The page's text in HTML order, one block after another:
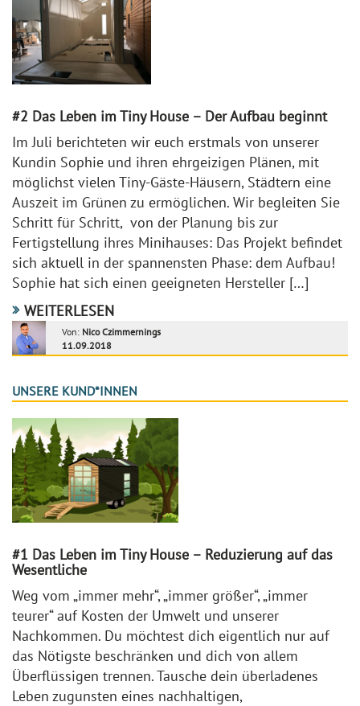
#2 Das Leben im Tiny House – Der Aufbau beginnt
Im Juli berichteten wir euch erstmals von unserer
Kundin Sophie und ihren ehrgeizigen Plänen, mit
möglichst vielen Tiny-Gäste-Häusern, Städtern eine
Auszeit im Grünen zu ermöglichen. Wir begleiten Sie
Schritt für Schritt, von der Planung bis zur
Fertigstellung ihres Minihauses: Das Projekt befindet
sich aktuell in der spannensten Phase: dem Aufbau!
Sophie hat sich einen geeigneten Hersteller […]
WEITERLESEN
Von: Nico Czimmernings
11.09.2018
UNSERE KUND*INNEN
#1 Das Leben im Tiny House – Reduzierung auf das
Wesentliche
Weg vom „immer mehr“, „immer größer“, „immer
teurer“ auf Kosten der Umwelt und unserer
Nachkommen. Du möchtest dich eigentlich nur auf
das Nötigste beschränken und dich von allem
Überflüssigen trennen. Tausche dein überladenes
Leben zugunsten eines nachhaltigen,